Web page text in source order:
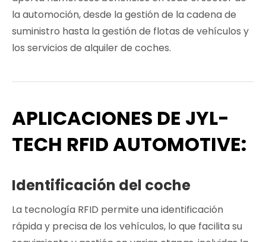
la automoción, desde la gestión de la cadena de
suministro hasta la gestión de flotas de vehículos y
los servicios de alquiler de coches.
APLICACIONES DE JYL-
TECH RFID AUTOMOTIVE:
Identificación del coche
La tecnología RFID permite una identificación
rápida y precisa de los vehículos, lo que facilita su